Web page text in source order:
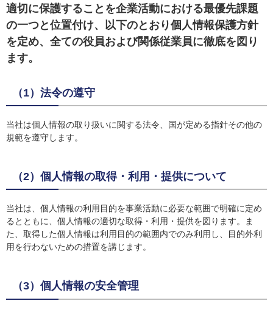
適切に保護することを企業活動における最優先課題
の一つと位置付け、以下のとおり個人情報保護方針
を定め、全ての役員および関係従業員に徹底を図り
ます。
（1）法令の遵守
当社は個人情報の取り扱いに関する法令、国が定める指針その他の
規範を遵守します。
（2）個人情報の取得・利用・提供について
当社は、個人情報の利用目的を事業活動に必要な範囲で明確に定め
るとともに、個人情報の適切な取得・利用・提供を図ります。ま
た、取得した個人情報は利用目的の範囲内でのみ利用し、目的外利
用を行わないための措置を講じます。
（3）個人情報の安全管理